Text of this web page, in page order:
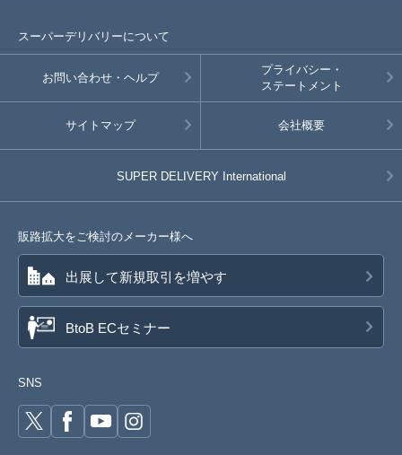
スーパーデリバリーについて
お問い合わせ・ヘルプ
プライバシー・
ステートメント
サイトマップ 会社概要
SUPER DELIVERY International
販路拡大をご検討のメーカー様へ
出展して新規取引を増やす
BtoB ECセミナー
SNS